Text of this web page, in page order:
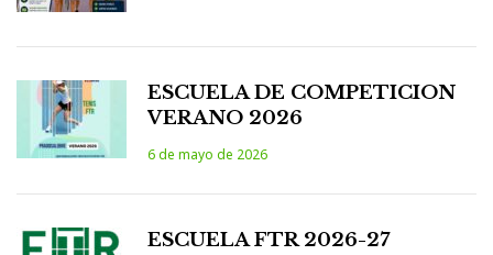
ESCUELA DE COMPETICION
VERANO 2026
6 de mayo de 2026
ESCUELA FTR 2026-27